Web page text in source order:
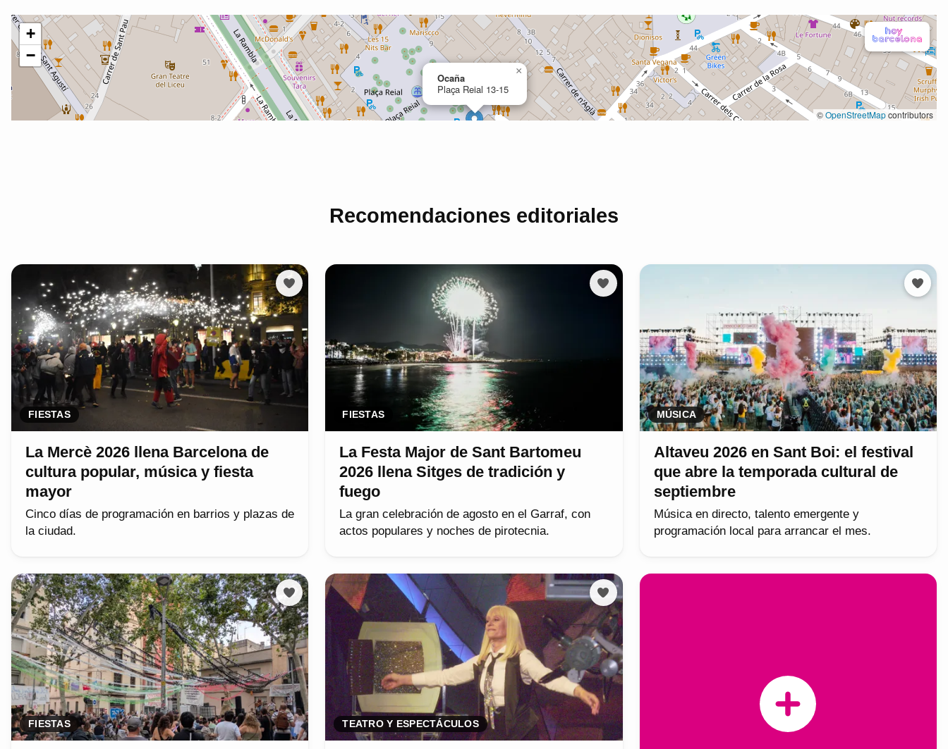
Recomendaciones editoriales
FIESTAS
La Mercè 2026 llena Barcelona de
cultura popular, música y fiesta
mayor
Cinco días de programación en barrios y plazas de
la ciudad.
FIESTAS
La Festa Major de Sant Bartomeu
2026 llena Sitges de tradición y
fuego
La gran celebración de agosto en el Garraf, con
actos populares y noches de pirotecnia.
MÚSICA
Altaveu 2026 en Sant Boi: el festival
que abre la temporada cultural de
septiembre
Música en directo, talento emergente y
programación local para arrancar el mes.
FIESTAS TEATRO Y ESPECTÁCULOS